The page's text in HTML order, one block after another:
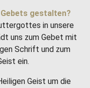
gestalten?
in unsere
uns zum Gebet mit
Schrift und zum
ein.
Geist um die